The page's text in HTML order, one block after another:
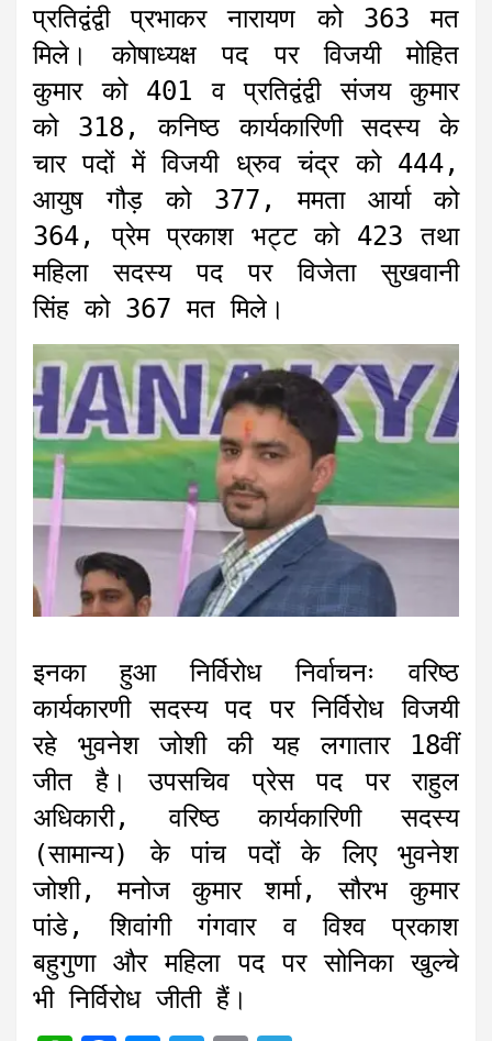
प्रतिद्वंद्वी प्रभाकर नारायण को 363 मत
मिले। कोषाध्यक्ष पद पर विजयी मोहित
कुमार को 401 व प्रतिद्वंद्वी संजय कुमार
को 318, कनिष्ठ कार्यकारिणी सदस्य के
चार पदों में विजयी ध्रुव चंद्र को 444,
आयुष गौड़ को 377, ममता आर्या को
364, प्रेम प्रकाश भट्ट को 423 तथा
महिला सदस्य पद पर विजेता सुखवानी
सिंह को 367 मत मिले।
इनका हुआ निर्विरोध निर्वाचनः वरिष्ठ
कार्यकारणी सदस्य पद पर निर्विरोध विजयी
रहे भुवनेश जोशी की यह लगातार 18वीं
जीत है। उपसचिव प्रेस पद पर राहुल
अधिकारी, वरिष्ठ कार्यकारिणी सदस्य
(सामान्य) के पांच पदों के लिए भुवनेश
जोशी, मनोज कुमार शर्मा, सौरभ कुमार
पांडे, शिवांगी गंगवार व विश्व प्रकाश
बहुगुणा और महिला पद पर सोनिका खुल्चे
भी निर्विरोध जीती हैं।